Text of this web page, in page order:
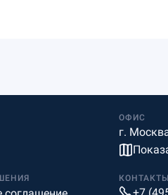
ОФИС
г.
КОНТАКТЫ